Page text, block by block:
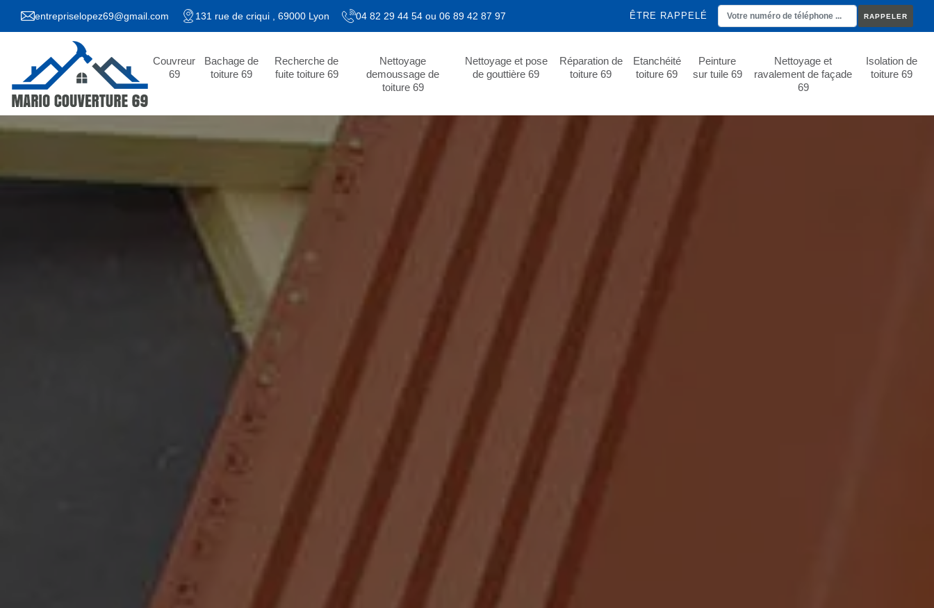
entrepriselopez69@gmail.com 131 rue de criqui , 69000 Lyon 04 82 29 44 54 ou 06 89 42 87 97 ÊTRE RAPPELÉ
Couvreur
69
Bachage de
toiture 69
Recherche de
fuite toiture 69
Nettoyage
demoussage de
toiture 69
Nettoyage et pose
de gouttière 69
Réparation de
toiture 69
Etanchéité
toiture 69
Peinture
sur tuile 69
Nettoyage et
ravalement de façade
69
Isolation de
toiture 69